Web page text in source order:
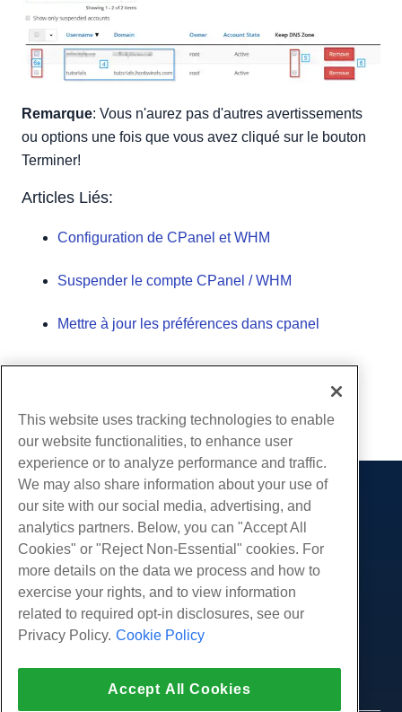
Remarque: Vous n'aurez pas d'autres avertissements
ou options une fois que vous avez cliqué sur le bouton
Terminer!
Articles Liés:
Configuration de CPanel et WHM
Suspender le compte CPanel / WHM
Mettre à jour les préférences dans cpanel
Copie URL
Des produits
Hébergement Web
Hébergement professionnel
Revendeur Hébergeur
Revendeur en marque blanche
Géré Linux VPS
Linux non gérés VPS
Windows gérés VPS
Windows non géré VPS
Prestations de service
Migrations de sites Web
Communauté
Documentation produit
Tutoriels
Compagnie
À propos de nous
Centres de données
presse
Politique de confidentialité
Chat en direct avec nous
This website uses tracking technologies to enable
our website functionalities, to enhance user
experience or to analyze performance and traffic.
We may also share information about your use of
our site with our social media, advertising, and
analytics partners. Below, you can "Accept All
Cookies" or "Reject Non-Essential" cookies. For
more details on the data we process and how to
exercise your rights, and to view information
related to required opt-in disclosures, see our
Privacy Policy. Cookie Policy
Accept All Cookies